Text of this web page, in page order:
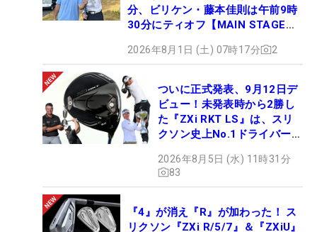
分、ビリケン・藤本佳則は午前9時
30分にティオフ【MAIN STAGE
2026年8月1日 (土) 07時17分 2
ついに正式発表、9月12日デ
ビュー！未発表時から2勝し
た『ZXi RKT LS』は、スリ
クソン史上No.1ドライバー!?
2026年8月5日 (水) 11時31分
83
『4』が消え『R』が加わった！ ス
リクソン『ZXi R/5/7』＆『ZXiU』